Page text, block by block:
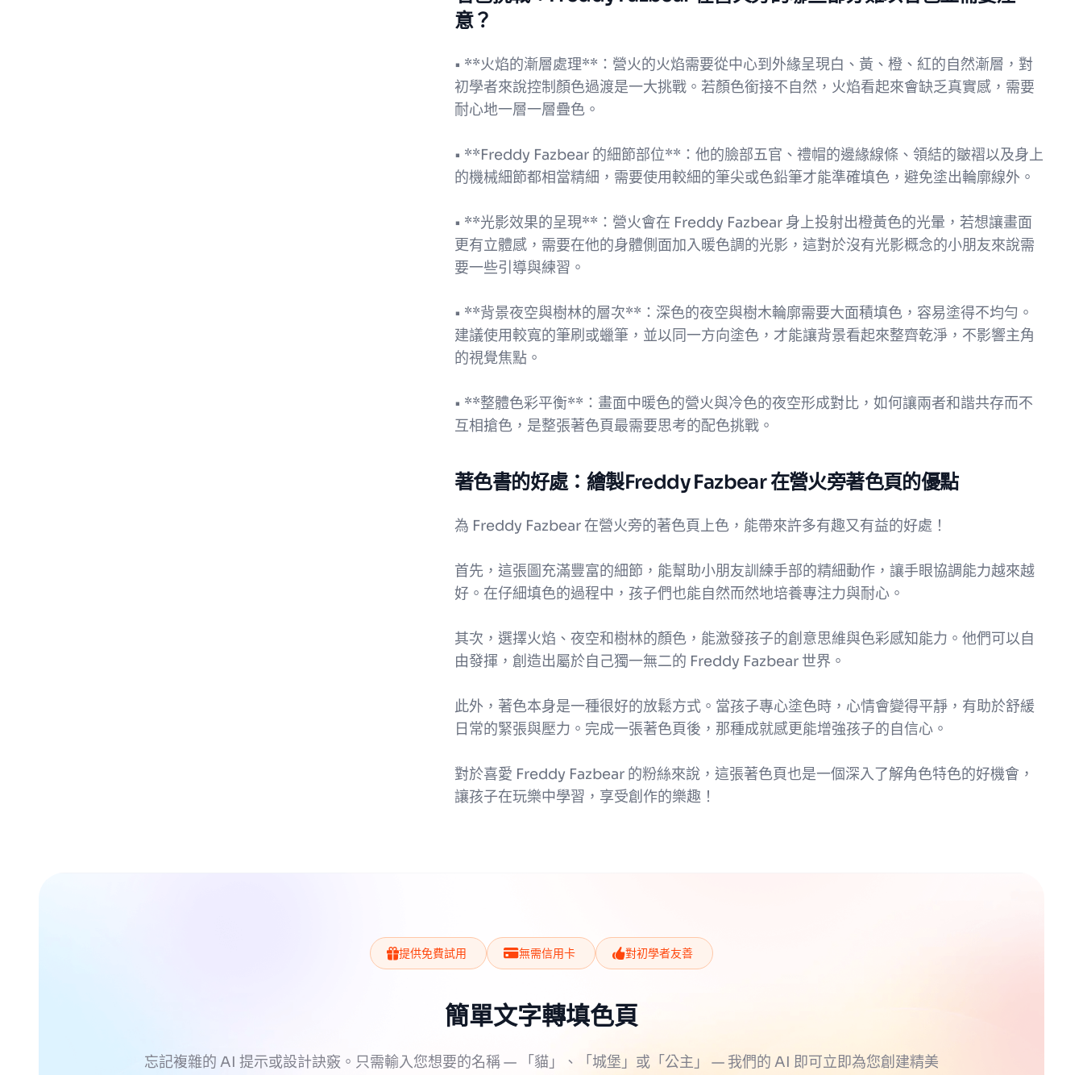
意？
• **火焰的漸層處理**：營火的火焰需要從中心到外緣呈現白、黃、橙、紅的自然漸層，對
初學者來說控制顏色過渡是一大挑戰。若顏色銜接不自然，火焰看起來會缺乏真實感，需要
耐心地一層一層疊色。
• **Freddy Fazbear 的細節部位**：他的臉部五官、禮帽的邊緣線條、領結的皺褶以及身上
的機械細節都相當精細，需要使用較細的筆尖或色鉛筆才能準確填色，避免塗出輪廓線外。
• **光影效果的呈現**：營火會在 Freddy Fazbear 身上投射出橙黃色的光暈，若想讓畫面
更有立體感，需要在他的身體側面加入暖色調的光影，這對於沒有光影概念的小朋友來說需
要一些引導與練習。
• **背景夜空與樹林的層次**：深色的夜空與樹木輪廓需要大面積填色，容易塗得不均勻。
建議使用較寬的筆刷或蠟筆，並以同一方向塗色，才能讓背景看起來整齊乾淨，不影響主角
的視覺焦點。
• **整體色彩平衡**：畫面中暖色的營火與冷色的夜空形成對比，如何讓兩者和諧共存而不
互相搶色，是整張著色頁最需要思考的配色挑戰。
著色書的好處：繪製Freddy Fazbear 在營火旁著色頁的優點
為 Freddy Fazbear 在營火旁的著色頁上色，能帶來許多有趣又有益的好處！
首先，這張圖充滿豐富的細節，能幫助小朋友訓練手部的精細動作，讓手眼協調能力越來越
好。在仔細填色的過程中，孩子們也能自然而然地培養專注力與耐心。
其次，選擇火焰、夜空和樹林的顏色，能激發孩子的創意思維與色彩感知能力。他們可以自
由發揮，創造出屬於自己獨一無二的 Freddy Fazbear 世界。
此外，著色本身是一種很好的放鬆方式。當孩子專心塗色時，心情會變得平靜，有助於舒緩
日常的緊張與壓力。完成一張著色頁後，那種成就感更能增強孩子的自信心。
對於喜愛 Freddy Fazbear 的粉絲來說，這張著色頁也是一個深入了解角色特色的好機會，
讓孩子在玩樂中學習，享受創作的樂趣！
提供免費試用 無需信用卡 對初學者友善
簡單文字轉填色頁
忘記複雜的 AI 提示或設計訣竅。只需輸入您想要的名稱 — 「貓」、「城堡」或「公主」 — 我們的 AI 即可立即為您創建精美